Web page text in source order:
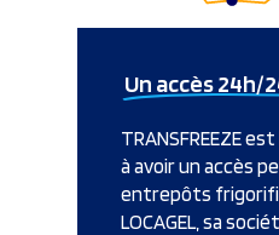
Un accès 24h/
TRANSFREEZE
à avoir un accès
entrepôts
LOCAGEL, sa